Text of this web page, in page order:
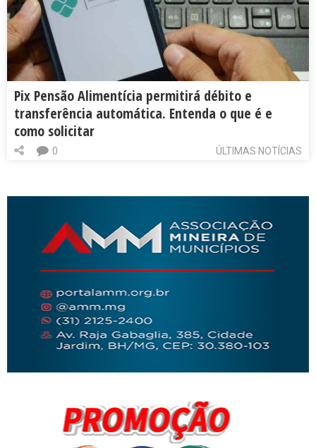
Pix Pensão Alimentícia permitirá débito e
transferência automática. Entenda o que é e
como solicitar
ÚLTIMAS NOTÍCIAS
0